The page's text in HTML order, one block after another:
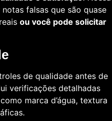
falsas que são quase
ou você pode solicitar
de qualidade antes de
verificações detalhadas
marca d’água, textura